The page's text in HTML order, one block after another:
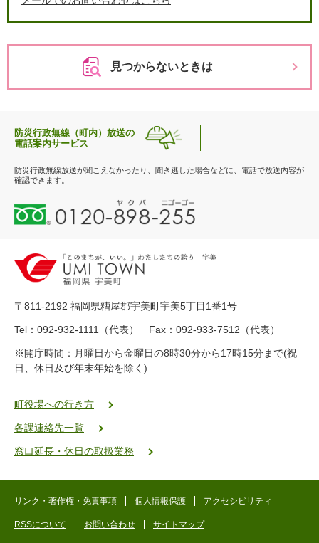
見つからないときは
防災行政無線（町内）放送の
電話案内サービス
防災行政無線放送が聞こえなかったり、聞き逃した場合などに、電話で放送内容が
確認できます。
0
1
-
8
-
5
5
ク
二
ゴ
〒811-2192 福岡県糟屋郡宇美町宇美5丁目1番1号
Tel：092-932-1111（代表） Fax：092-933-7512（代表）
※開庁時間：月曜日から金曜日の8時30分から17時15分まで(祝
日、休日及び年末年始を除く)
町役場への行き方
各課連絡先一覧
窓口延長・休日の取扱業務
リンク・著作権・免責事項 個人情報保護 アクセシビリティ
RSSについて お問い合わせ サイトマップ